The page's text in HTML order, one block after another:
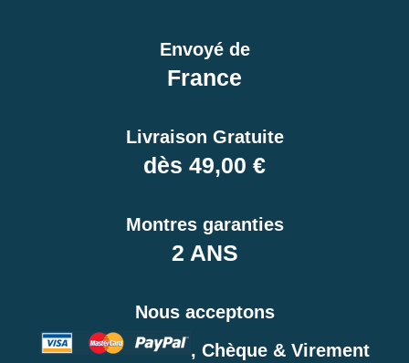
Envoyé de
France
Livraison Gratuite
dès 49,00 €
Montres garanties
2 ANS
Nous acceptons
, Chèque & Virement